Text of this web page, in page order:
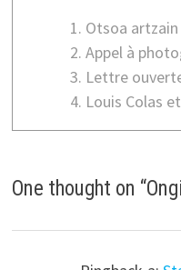
Otsoa artzain
Appel à
Lettre
Louis Colas
One thought on “